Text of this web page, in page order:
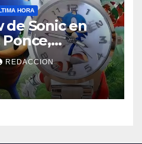
HORA
de Sonic en
Ponce,
Humacao,
el que
REDACCION